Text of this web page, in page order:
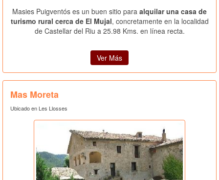
Masies Puigventós es un buen sitio para alquilar una casa de
turismo rural cerca de El Mujal, concretamente en la localidad
de Castellar del Riu a 25.98 Kms. en línea recta.
Ver Más
Mas Moreta
Ubicado en Les Llosses